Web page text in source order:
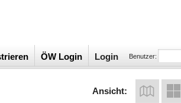
ÖW Login Login Benutzer:
Ansicht: